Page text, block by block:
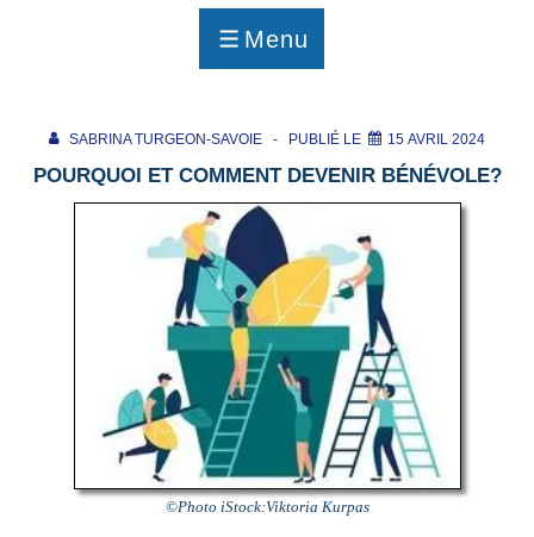
Menu
MENU
SABRINA TURGEON-SAVOIE PUBLIÉ LE 15 AVRIL 2024
POURQUOI ET COMMENT DEVENIR BÉNÉVOLE?
©Photo iStock:Viktoria Kurpas